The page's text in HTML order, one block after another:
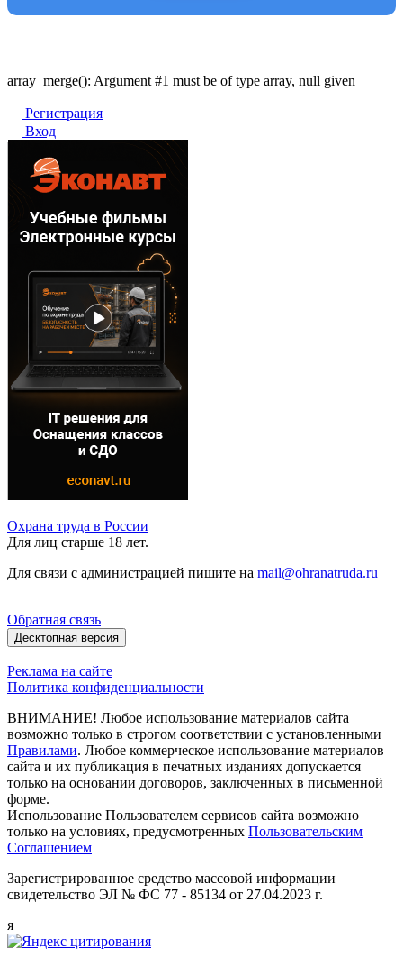
array_merge(): Argument #1 must be of type array, null given
Регистрация
Вход
Охрана труда в России
Для лиц старше 18 лет.
Для связи с администрацией пишите на mail@ohranatruda.ru
Обратная связь
Десктопная версия
Реклама на сайте
Политика конфиденциальности
ВНИМАНИЕ! Любое использование материалов сайта
возможно только в строгом соответствии с установленными
Правилами. Любое коммерческое использование материалов
сайта и их публикация в печатных изданиях допускается
только на основании договоров, заключенных в письменной
форме.
Использование Пользователем сервисов сайта возможно
только на условиях, предусмотренных Пользовательским
Соглашением
Зарегистрированное средство массовой информации
свидетельство ЭЛ № ФС 77 - 85134 от 27.04.2023 г.
я